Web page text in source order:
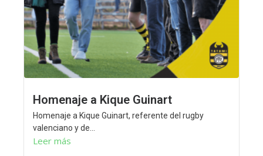
Homenaje a Kique Guinart
Homenaje a Kique Guinart, referente del rugby
valenciano y de...
Leer más